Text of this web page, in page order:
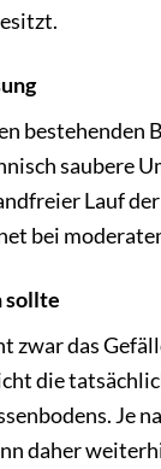
bestehenden
saubere
Lauf
bei
sollte
zwar das
die
Je
daher